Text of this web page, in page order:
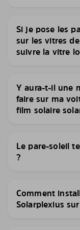
Si je pose les
sur les vitres
suivre la vitre
Y aura-t-il une
faire sur ma
film solaire
Le pare-soleil
?
Comment
Solarplexius